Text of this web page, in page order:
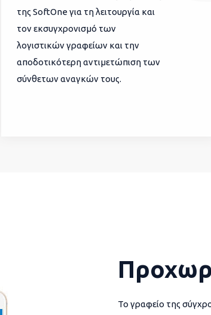
της SoftOne για τη λειτουργία και
τον εκσυγχρονισμό των
λογιστικών γραφείων και την
αποδοτικότερη αντιμετώπιση των
σύνθετων αναγκών τους.
Το γραφείο της